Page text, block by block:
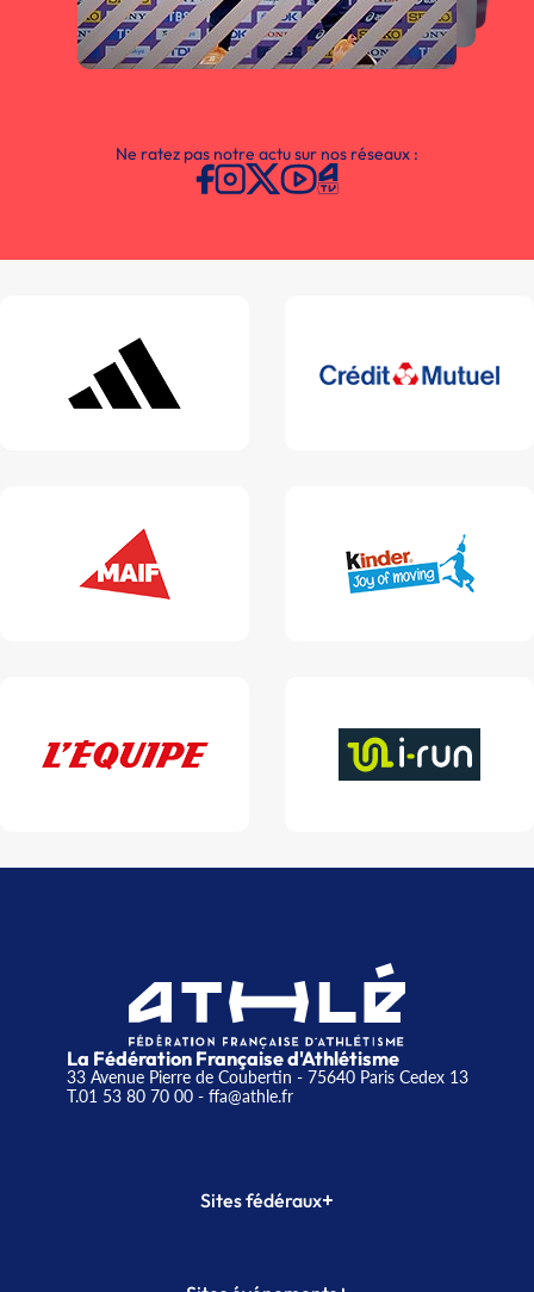
Ne ratez pas notre actu sur nos réseaux :
La Fédération Française d'Athlétisme
33 Avenue Pierre de Coubertin - 75640 Paris Cedex 13
T.01 53 80 70 00- ffa@athle.fr
Sites fédéraux+